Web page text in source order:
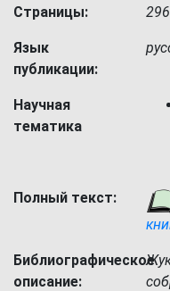
Страницы: 296
Язык
публикации:
Научная
тематика
Полный текст:
Библиографическое
описание: